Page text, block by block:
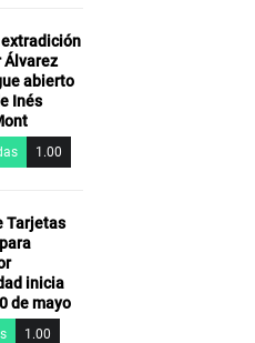
extradición
Álvarez
abierto
Inés
1.00
Tarjetas
inicia
de mayo
1.00